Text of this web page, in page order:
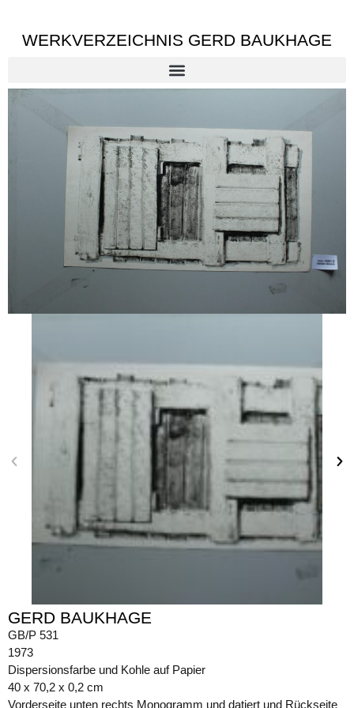
WERKVERZEICHNIS GERD BAUKHAGE
GERD BAUKHAGE
GB/P 531
1973
Dispersionsfarbe und Kohle auf Papier
40 x 70,2 x 0,2 cm
Vorderseite unten rechts Monogramm und datiert und Rückseite